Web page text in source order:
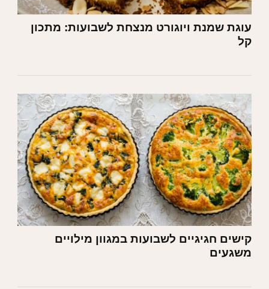
עוגת שמנת ויוגורט מנצחת לשבועות: מתכון
קל
קישים חגיגיים לשבועות במגוון מילויים
משגעים